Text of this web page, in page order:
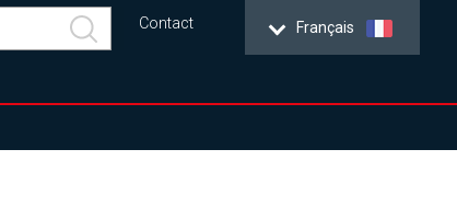
Français
Contact